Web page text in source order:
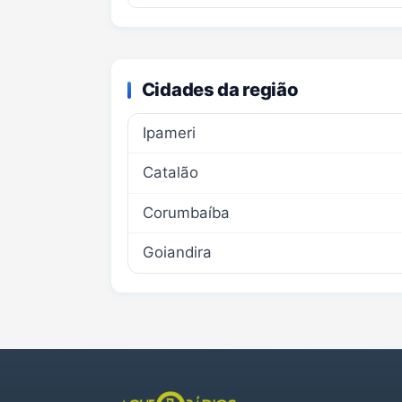
Cidades da região
Ipameri
Catalão
Corumbaíba
Goiandira